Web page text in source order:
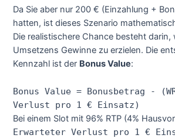
Da Sie aber nur 200 € (Einzahlung +
hatten, ist dieses Szenario
Die realistischere Chance besteht darin,
Umsetzens Gewinne zu erzielen. Die
Kennzahl ist der Bonus Value:
Bonus Value = Bonusbetrag -
Verlust pro 1 € Einsatz)
Bei einem Slot mit 96% RTP (4%
Erwarteter Verlust pro 1 €